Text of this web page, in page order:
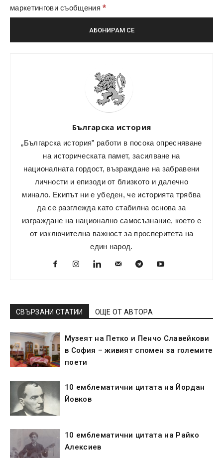
маркетингови съобщения*
Българска история
„Българска история” работи в посока опресняване
на историческата памет, засилване на
националната гордост, възраждане на забравени
личности и епизоди от близкото и далечно
минало. Екипът ни е убеден, че историята трябва
да се разглежда като стабилна основа за
изграждане на национално самосъзнание, което е
от изключителна важност за просперитета на
един народ.
СВЪРЗАНИ СТАТИИ ОЩЕ ОТ АВТОРА
Музеят на Петко и Пенчо Славейкови
в София – живият спомен за големите
поети
10 емблематични цитата на Йордан
Йовков
10 емблематични цитата на Райко
Алексиев